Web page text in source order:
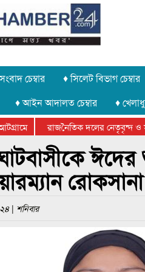
চেম্বার ♦ সিলেট বিভাগ চেম্বার
♦ আইন আদালত চেম্বার ♦
রাজনৈতিক দলের নেতৃবৃন্দ ও
সম্পন্ন
সিলেটে বাংলাদেশ গ্রুপ
ঈদের
রোকসানা
| শনিবার